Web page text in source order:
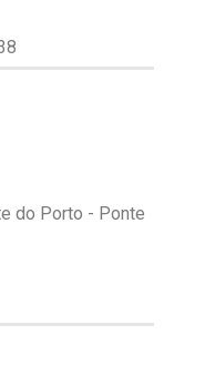
do Porto - Ponte